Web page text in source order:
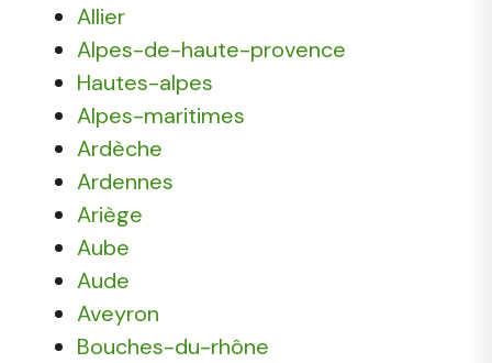
Allier
Alpes-de-haute-provence
Hautes-alpes
Alpes-maritimes
Ardèche
Ardennes
Ariège
Aube
Aude
Aveyron
Bouches-du-rhône